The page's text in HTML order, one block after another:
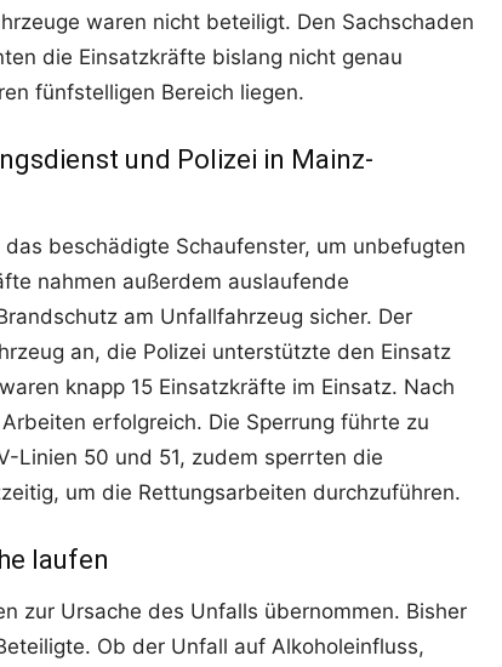
waren nicht beteiligt. Den Sachschaden
die Einsatzkräfte bislang nicht genau
fünfstelligen Bereich liegen.
und Polizei in Mainz-
beschädigte Schaufenster, um unbefugten
nahmen außerdem auslaufende
am Unfallfahrzeug sicher. Der
an, die Polizei unterstützte den Einsatz
knapp 15 Einsatzkräfte im Einsatz. Nach
erfolgreich. Die Sperrung führte zu
Linien 50 und 51, zudem sperrten die
um die Rettungsarbeiten durchzuführen.
laufen
zur Ursache des Unfalls übernommen. Bisher
Ob der Unfall auf Alkoholeinfluss,